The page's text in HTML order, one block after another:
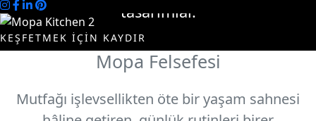
tasarımlar.
Modelleri
İncele
Kimiz
KEŞFETMEK İÇİN KAYDIR
Mopa Felsefesi
Mutfağı işlevsellikten öte bir yaşam sahnesi